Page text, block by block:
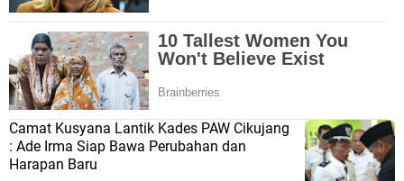
Camat Kusyana Lantik Kades PAW Cikujang
: Ade Irma Siap Bawa Perubahan dan
Harapan Baru